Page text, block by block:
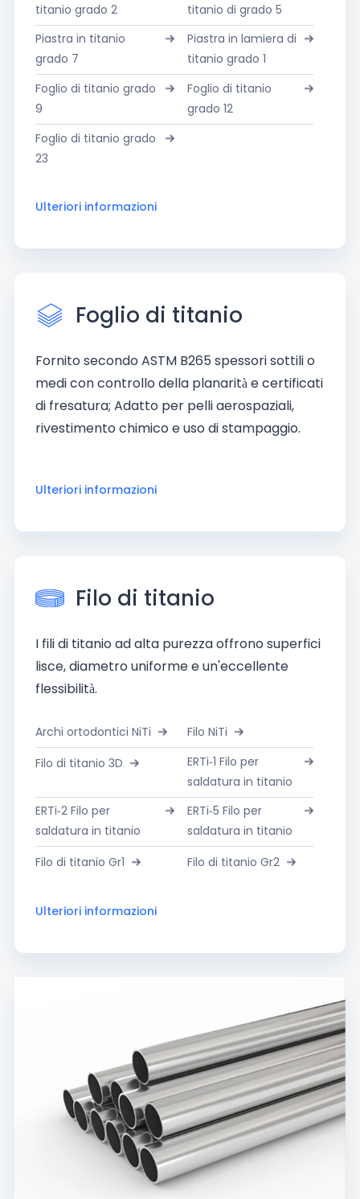
titanio grado 2
titanio di grado 5
Piastra in titanio
grado 7
Piastra in lamiera di
titanio grado 1
Foglio di titanio grado
9
Foglio di titanio
grado 12
Foglio di titanio grado
23
Ulteriori informazioni
Foglio di titanio
Fornito secondo ASTM B265 spessori sottili o
medi con controllo della planarità e certificati
di fresatura; Adatto per pelli aerospaziali,
rivestimento chimico e uso di stampaggio.
Ulteriori informazioni
Filo di titanio
I fili di titanio ad alta purezza offrono superfici
lisce, diametro uniforme e un'eccellente
flessibilità.
Archi ortodontici NiTi
Filo NiTi
Filo di titanio 3D
ERTi-1 Filo per
saldatura in titanio
ERTi-2 Filo per
saldatura in titanio
ERTi-5 Filo per
saldatura in titanio
Filo di titanio Gr1
Filo di titanio Gr2
Ulteriori informazioni